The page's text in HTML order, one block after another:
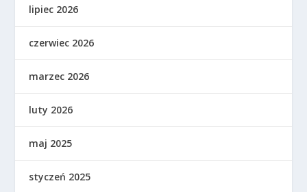
lipiec 2026
czerwiec 2026
marzec 2026
luty 2026
maj 2025
styczeń 2025